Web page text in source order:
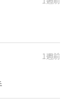
各大百貨商場，
內容後，請審
面談，初審資格
資，依面談結果
1週前